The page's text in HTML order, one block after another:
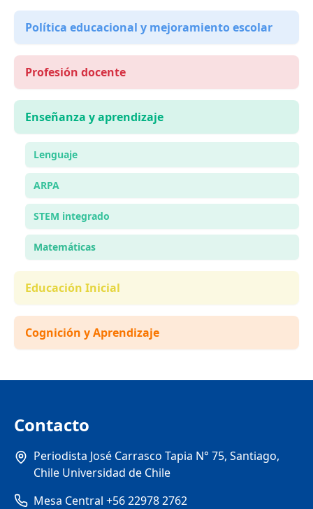
Política educacional y mejoramiento escolar
Profesión docente
Enseñanza y aprendizaje
Lenguaje
ARPA
STEM integrado
Matemáticas
Educación Inicial
Cognición y Aprendizaje
Contacto
Periodista José Carrasco Tapia N° 75, Santiago,
Chile Universidad de Chile
Mesa Central +56 22978 2762